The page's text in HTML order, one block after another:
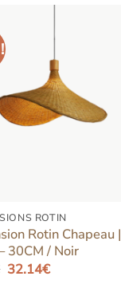
ROTIN
Rotin Chapeau |
30CM / Noir
Le
32.14€Le